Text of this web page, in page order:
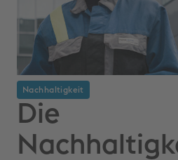
Nachhaltigkeit
Die